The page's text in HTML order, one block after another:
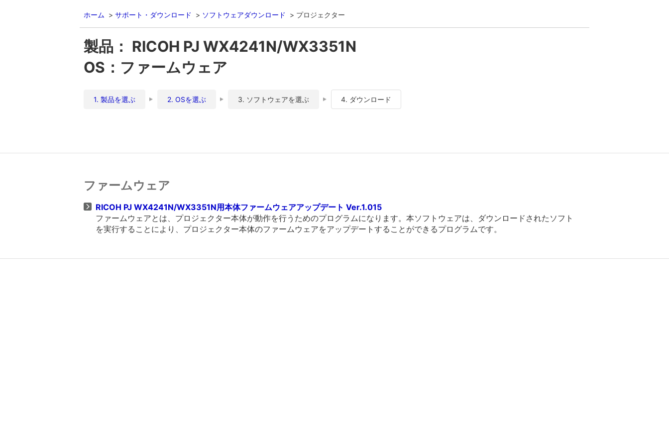
ホーム サポート・ダウンロード ソフトウェアダウンロード プロジェクター
製品： RICOH PJ WX4241N/WX3351N
OS：ファームウェア
1. 製品を選ぶ 2. OSを選ぶ 3. ソフトウェアを選ぶ 4. ダウンロード
ファームウェア
RICOH PJ WX4241N/WX3351N用本体ファームウェアアップデート Ver.1.015
ファームウェアとは、プロジェクター本体が動作を行うためのプログラムになります。本ソフトウェアは、ダウンロードされたソフト
を実行することにより、プロジェクター本体のファームウェアをアップデートすることができるプログラムです。